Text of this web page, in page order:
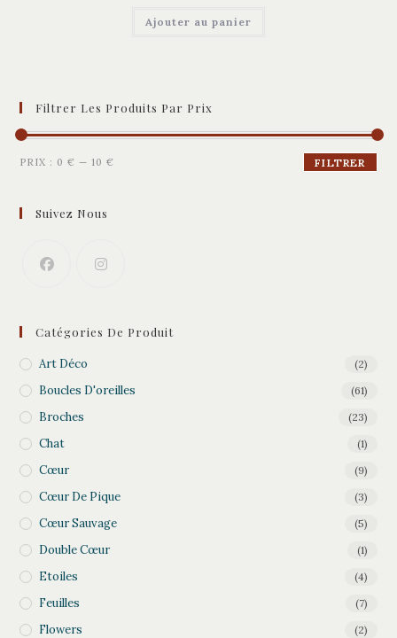
Ajouter au panier
Filtrer Les Produits Par Prix
Prix
Prix
FILTRER
PRIX : 0 € —10 €
Suivez Nous
Catégories De Produit
Art Déco (2)
Boucles D'oreilles (61)
Broches (23)
Chat (1)
Cœur (9)
Cœur De Pique (3)
Cœur Sauvage (5)
Double Cœur (1)
Etoiles (4)
Feuilles (7)
Flowers (2)